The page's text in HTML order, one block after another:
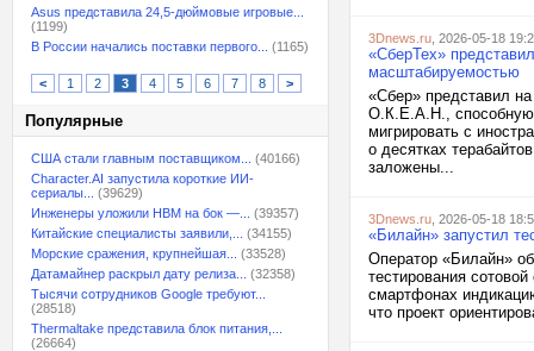
Asus представила 24,5-дюймовые игровые...
(1199)
В России начались поставки первого...
(1165)
< 1 2 3 4 5 6 7 8 >
Популярные
США стали главным поставщиком...
(40166)
Character.AI запустила короткие ИИ-
сериалы...
(39629)
Инженеры уложили HBM на бок —...
(39357)
Китайские специалисты заявили,...
(34155)
Морские сражения, крупнейшая...
(33528)
Датамайнер раскрыл дату релиза...
(32358)
Тысячи сотрудников Google требуют...
(28518)
Thermaltake представила блок питания,...
(26664)
3Dnews.ru , 2026-05-18
«СберТех»
масштабируемостью
«Сбер» представил
О.К.Е.А.Н., способную
мигрировать с
о десятках
заложены...
3Dnews.ru , 2026-05-18
«Билайн» запустил
Оператор «Билайн»
тестирования
смартфонах
что проект